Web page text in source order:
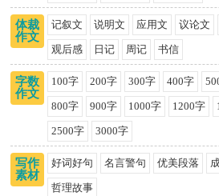
体裁
作文
记叙文 说明文 应用文 议论文
观后感 日记 周记 书信
字数
作文
100字 200字 300字 400字
800字 900字 1000字 1200字
2500字 3000字
写作
素材
好词好句 名言警句 优美段落
哲理故事